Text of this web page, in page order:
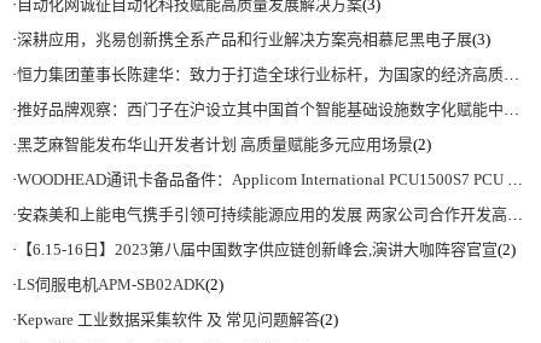
· 自动化网诚征自动化科技赋能高质量发展解决方案(3)
·深耕应用，兆易创新携全系产品和行业解决方案亮相慕尼黑电子展(3)
·恒力集团董事长陈建华：致力于打造全球行业标杆，为国家的经济高质量发展贡献更大力量|上海电气集团党委书记、董事长吴磊来访
·推好品牌观察：西门子在沪设立其中国首个智能基础设施数字化赋能中心
·黑芝麻智能发布华山开发者计划 高质量赋能多元应用场景(2)
·WOODHEAD通讯卡备品备件：Applicom International PCU1500S7 PCU 1500 S7 V4.5.0
·安森美和上能电气携手引领可持续能源应用的发展 两家公司合作开发高性能储能和太阳能组串式逆变器方案 以实现可持续的未来
· 【6.15-16日】2023第八届中国数字供应链创新峰会,演讲大咖阵容官宣(2)
·LS伺服电机APM-SB02ADK(2)
·Kepware 工业数据采集软件 及 常见问题解答(2)